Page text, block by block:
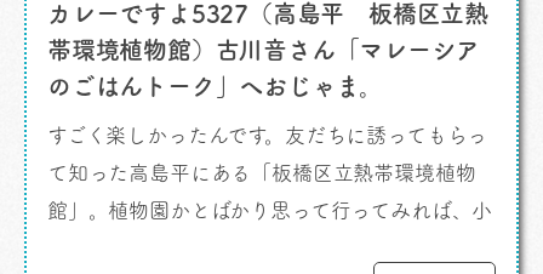
カレーですよ5327（高島平 板橋区立熱
帯環境植物館）古川音さん「マレーシア
のごはんトーク」へおじゃま。
すごく楽しかったんです。友だちに誘ってもらっ
て知った高島平にある「板橋区立熱帯環境植物
館」。植物園かとばかり思って行ってみれば、小